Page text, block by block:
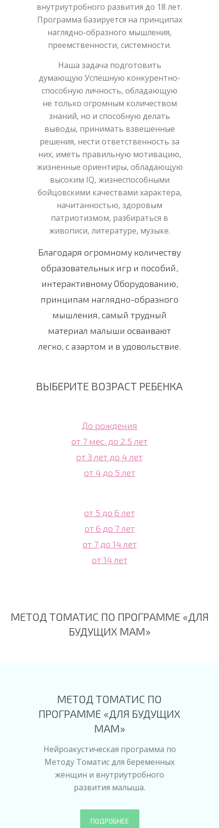
внутриутробного развития до 18 лет.
Программа базируется на принципах
наглядно-образного мышления,
преемственности, системности.
Наша задача подготовить
думающую Успешную конкурентно-
способную личность, обладающую
не только огромным количеством
знаний, но и способную делать
выводы, принимать взвешенные
решения, нести ответственность за
них, иметь правильную мотивацию,
жизненные ориентиры, обладающую
высоким IQ, жизнеспособными
бойцовскими качествами характера,
начитанностью, здоровым
патриотизмом, разбираться в
живописи, литературе, музыке.
Благодаря огромному количеству
образовательных игр и пособий,
интерактивному Оборудованию,
принципам наглядно-образного
мышления, самый трудный
материал малыши осваивают
легко, с азартом и в удовольствие.
ВЫБЕРИТЕ ВОЗРАСТ РЕБЕНКА
До рождения
от 7 мес. до 2.5 лет
от 3 лет до 4 лет
от 4 до 5 лет
от 5 до 6 лет
от 6 до 7 лет
от 7 до 14 лет
от 14 лет
МЕТОД ТОМАТИС ПО ПРОГРАММЕ «ДЛЯ
БУДУЩИХ МАМ»
МЕТОД ТОМАТИС ПО
ПРОГРАММЕ «ДЛЯ БУДУЩИХ
МАМ»
Нейроакустическая программа по
Методу Томатис для беременных
женщин и внутриутробного
развития малыша.
ПОДРОБНЕЕ